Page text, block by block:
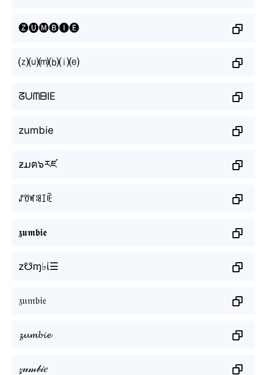
🅩🅤🅜🅑🅘🅔
⒵⒰⒨⒝⒤⒠
ᘔᑌᗰᗷIE
zumbie
ƶມฅ๖རཛ
ꁴꀎꎭꌃꀤꍟ
𝖟𝖚𝖒𝖇𝖎𝖊
z☋ɱ♭ί☰
𝔷𝔲𝔪𝔟𝔦𝔢
𝔃𝓾𝓶𝓫𝓲𝓮
𝓏𝓊𝓂𝒷𝒾𝑒